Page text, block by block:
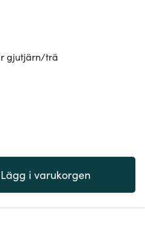
gjutjärn/trä
Lägg i varukorgen